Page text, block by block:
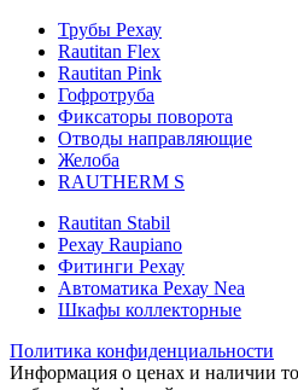
Трубы Рехау
Rautitan Flex
Rautitan Pink
Гофротруба
Фиксаторы поворота
Отводы направляющие
Желоба
RAUTHERM S
Rautitan Stabil
Рехау Raupiano
Фитинги Рехау
Автоматика Рехау Nea
Шкафы коллекторные
Политика конфиденциальности
Информация о ценах и наличии